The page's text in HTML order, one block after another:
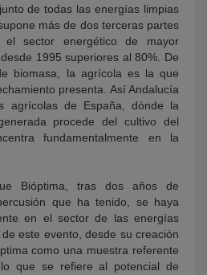
de todas las energías limpias
más de dos terceras partes
sector energético de mayor
1995 superiores al 80%. De
biomasa, la agrícola es la que
presenta. Así Andalucía
agrícolas de España, dónde la
procede del cultivo del
fundamentalmente en la
Bióptima, tras dos años de
que ha tenido, se haya
en el sector de las energías
este evento, desde su creación
como una muestra referente
que se refiere al potencial de